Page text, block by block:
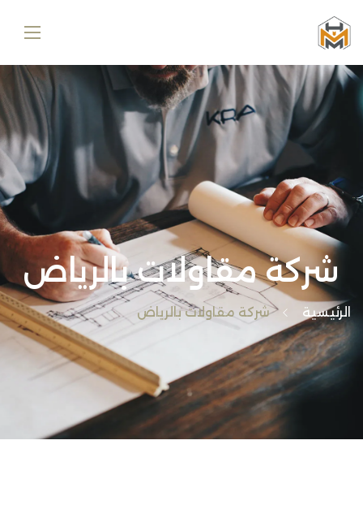
شركة مقاولات بالرياض
الرئيسية شركة مقاولات بالرياض